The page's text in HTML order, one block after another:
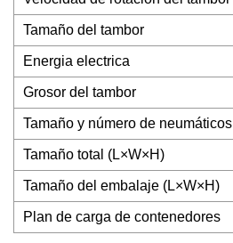
Tamaño del tambor
Energia electrica
Grosor del tambor
Tamaño y número de neumáticos
Tamaño total (L×W×H)
Tamaño del embalaje (L×W×H)
Plan de carga de contenedores